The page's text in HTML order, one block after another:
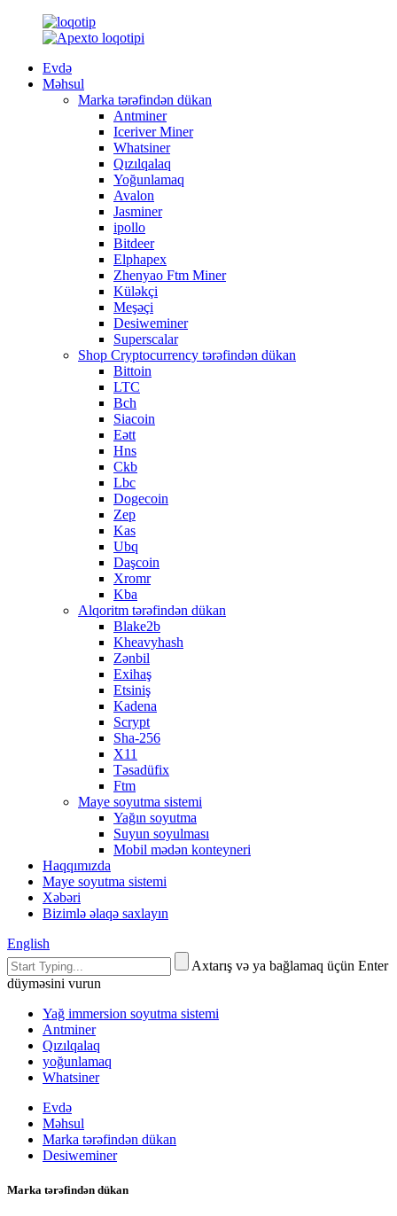
Evdə
Məhsul
Marka tərəfindən dükan
Antminer
Iceriver Miner
Whatsiner
Qızılqalaq
Yoğunlamaq
Avalon
Jasminer
ipollo
Bitdeer
Elphapex
Zhenyao Ftm Miner
Küləkçi
Meşəçi
Desiweminer
Superscalar
Shop Cryptocurrency tərəfindən dükan
Bittoin
LTC
Bch
Siacoin
Eətt
Hns
Ckb
Lbc
Dogecoin
Zep
Kas
Ubq
Daşcoin
Xromr
Kba
Alqoritm tərəfindən dükan
Blake2b
Kheavyhash
Zənbil
Exihaş
Etsiniş
Kadena
Scrypt
Sha-256
X11
Təsadüfix
Ftm
Maye soyutma sistemi
Yağın soyutma
Suyun soyulması
Mobil mədən konteyneri
Haqqımızda
Maye soyutma sistemi
Xəbəri
Bizimlə əlaqə saxlayın
English
Axtarış və ya bağlamaq üçün Enter
düyməsini vurun
Yağ immersion soyutma sistemi
Antminer
Qızılqalaq
yoğunlamaq
Whatsiner
Evdə
Məhsul
Marka tərəfindən dükan
Desiweminer
Marka tərəfindən dükan